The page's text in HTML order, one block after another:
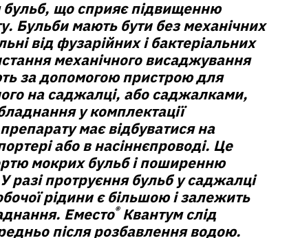
бульб, що сприяє підвищенню
Бульби мають бути без механічних
від фузарійних і бактеріальних
механічного висаджування
за допомогою пристрою для
на саджалці, або саджалками,
у комплектації
має відбуватися на
або в насіннєпроводі. Це
мокрих бульб і поширенню
разі протруєння бульб у саджалці
рідини є більшою і залежить
Еместо®Квантум слід
після розбавлення водою.